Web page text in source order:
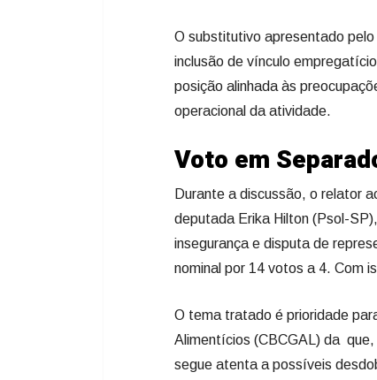
O substitutivo apresentado
inclusão de vínculo
posição alinhada às
operacional da atividade.
Voto em
Durante a discussão, o relator
deputada Erika Hilton (Psol-
insegurança e disputa de
nominal por 14 votos a 4. Com
O tema tratado é prioridade
Alimentícios (CBCGAL) da
segue atenta a possíveis